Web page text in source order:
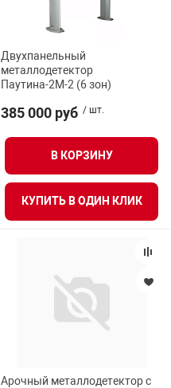
Двухпанельный
металлодетектор
Паутина-2М-2 (6 зон)
385 000 руб / шт.
В КОРЗИНУ
КУПИТЬ В ОДИН КЛИК
Арочный металлодетектор с